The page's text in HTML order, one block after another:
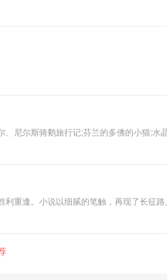
尔斯骑鹅旅行记;芬兰的多佛的小猫;水
多彩，积极向上，让孩子们在阅读童话
重逢。小说以细腻的笔触，再现了长征